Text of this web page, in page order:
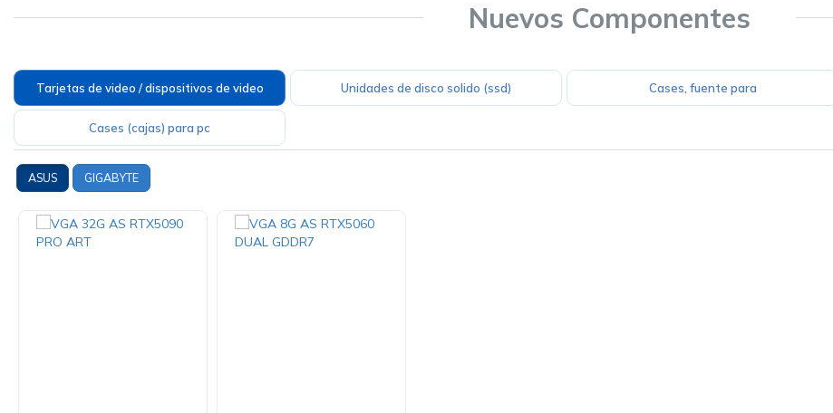
Nuevos Componentes
Tarjetas de video / dispositivos de video Unidades de disco solido (ssd) Cases, fuente para
Cases (cajas) para pc
ASUS GIGABYTE